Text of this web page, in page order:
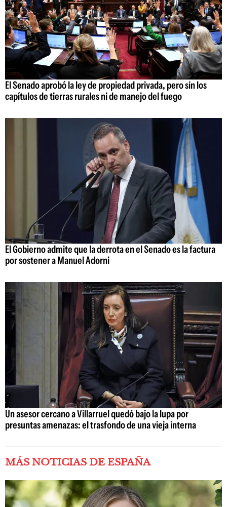
El Senado aprobó la ley de propiedad privada, pero sin los
capítulos de tierras rurales ni de manejo del fuego
El Gobierno admite que la derrota en el Senado es la factura
por sostener a Manuel Adorni
Un asesor cercano a Villarruel quedó bajo la lupa por
presuntas amenazas: el trasfondo de una vieja interna
MÁS NOTICIAS DE ESPAÑA